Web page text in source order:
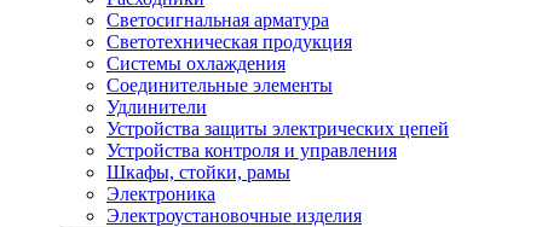
Светосигнальная арматура
Светотехническая продукция
Системы охлаждения
Соединительные элементы
Удлинители
Устройства защиты электрических цепей
Устройства контроля и управления
Шкафы, стойки, рамы
Электроника
Электроустановочные изделия